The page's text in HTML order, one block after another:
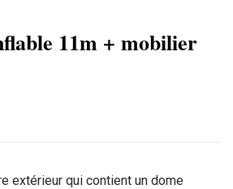
11m + mobilier
extérieur qui contient un dome